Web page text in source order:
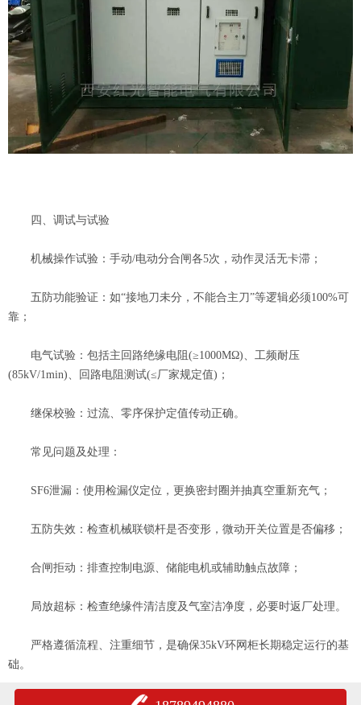
四、调试与试验
机械操作试验：手动/电动分合闸各5次，动作灵活无卡滞；
五防功能验证：如“接地刀未分，不能合主刀”等逻辑必须100%可
靠；
电气试验：包括主回路绝缘电阻(≥1000MΩ)、工频耐压
(85kV/1min)、回路电阻测试(≤厂家规定值)；
继保校验：过流、零序保护定值传动正确。
常见问题及处理：
SF6泄漏：使用检漏仪定位，更换密封圈并抽真空重新充气；
五防失效：检查机械联锁杆是否变形，微动开关位置是否偏移；
合闸拒动：排查控制电源、储能电机或辅助触点故障；
局放超标：检查绝缘件清洁度及气室洁净度，必要时返厂处理。
严格遵循流程、注重细节，是确保35kV环网柜长期稳定运行的基
础。